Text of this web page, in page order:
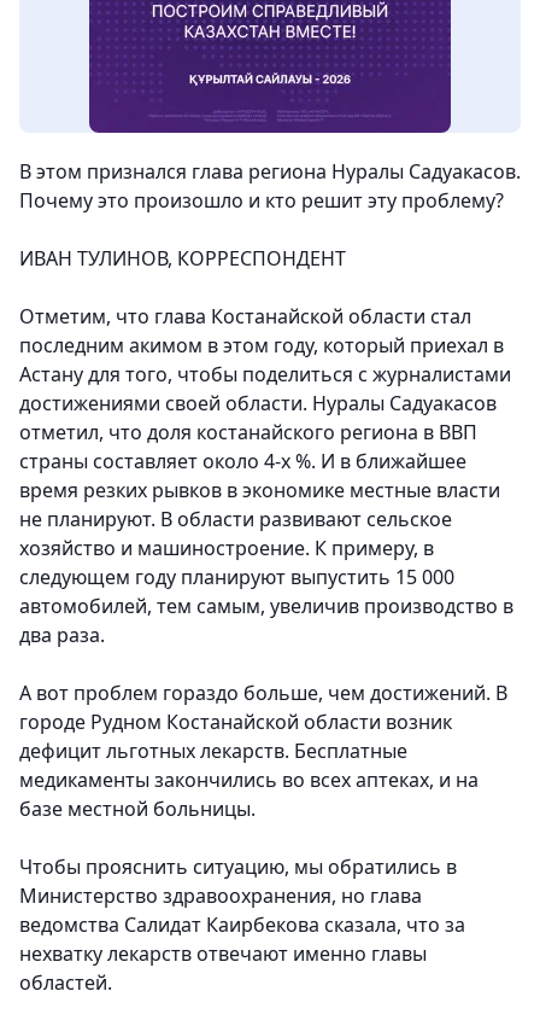
В этом признался глава региона Нуралы Садуакасов.
Почему это произошло и кто решит эту проблему?
ИВАН ТУЛИНОВ, КОРРЕСПОНДЕНТ
Отметим, что глава Костанайской области стал
последним акимом в этом году, который приехал в
Астану для того, чтобы поделиться с журналистами
достижениями своей области. Нуралы Садуакасов
отметил, что доля костанайского региона в ВВП
страны составляет около 4-х %. И в ближайшее
время резких рывков в экономике местные власти
не планируют. В области развивают сельское
хозяйство и машиностроение. К примеру, в
следующем году планируют выпустить 15 000
автомобилей, тем самым, увеличив производство в
два раза.
А вот проблем гораздо больше, чем достижений. В
городе Рудном Костанайской области возник
дефицит льготных лекарств. Бесплатные
медикаменты закончились во всех аптеках, и на
базе местной больницы.
Чтобы прояснить ситуацию, мы обратились в
Министерство здравоохранения, но глава
ведомства Салидат Каирбекова сказала, что за
нехватку лекарств отвечают именно главы
областей.